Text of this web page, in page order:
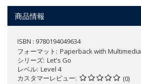
商品情報
ISBN : 9780194049634
フォーマット
Paperback with Multimedia
シリーズ Let's Go
レベル Level 4
カスタマーレビュー
(0)